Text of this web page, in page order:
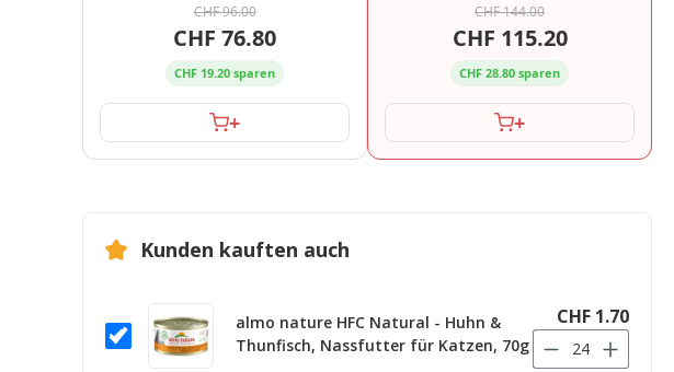
CHF 96.00
CHF 76.80
CHF 19.20 sparen
+
CHF 144.00
CHF 115.20
CHF 28.80 sparen
+
Kunden kauften auch
almo nature HFC Natural - Huhn &
Thunfisch, Nassfutter für Katzen, 70g
CHF 1.70